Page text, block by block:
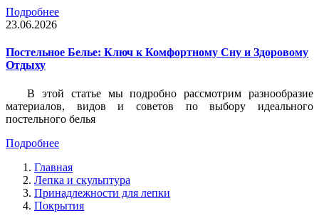
Подробнее
23.06.2026
Постельное Белье: Ключ к Комфортному Сну и Здоровому
Отдыху
В этой статье мы подробно рассмотрим разнообразие
материалов, видов и советов по выбору идеального
постельного белья
Подробнее
Главная
Лепка и скульптура
Принадлежности для лепки
Покрытия